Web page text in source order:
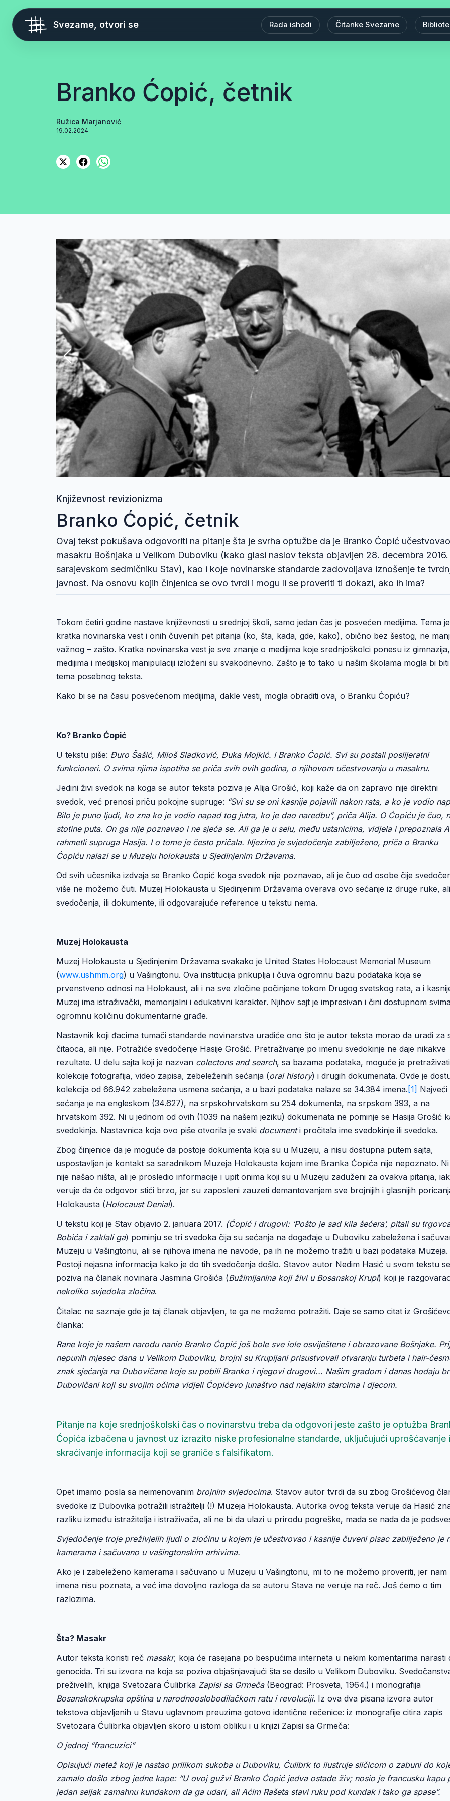
Svezame, otvori se Rada ishodi Čitanke Svezame
Branko Ćopić, četnik
Ružica Marjanović
19.02.2024
Književnost revizionizma
Branko Ćopić, četnik
Ovaj tekst pokušava odgovoriti na pitanje šta je svrha optužbe da je Branko Ćopić
masakru Bošnjaka u Velikom Duboviku (kako glasi naslov teksta objavljen 28. decembra 2016.
sarajevskom sedmičniku Stav), kao i koje novinarske standarde zadovoljava iznošenje te
javnost. Na osnovu kojih činjenica se ovo tvrdi i mogu li se proveriti ti dokazi, ako ih ima?
Tokom četiri godine nastave književnosti u srednjoj školi, samo jedan čas je posvećen medijima. Tema je
kratka novinarska vest i onih čuvenih pet pitanja (ko, šta, kada, gde, kako), obično bez šestog, ne
važnog – zašto. Kratka novinarska vest je sve znanje o medijima koje srednjoškolci ponesu iz
medijima i medijskoj manipulaciji izloženi su svakodnevno. Zašto je to tako u našim školama mogla bi biti
tema posebnog teksta.
Kako bi se na času posvećenom medijima, dakle vesti, mogla obraditi ova, o Branku Ćopiću?
Ko? Branko Ćopić
U tekstu piše: Đuro Šašić, Miloš Sladković, Đuka Mojkić. I Branko Ćopić. Svi su postali poslijeratni
funkcioneri. O svima njima ispotiha se priča svih ovih godina, o njihovom učestvovanju u masakru.
Jedini živi svedok na koga se autor teksta poziva je Alija Grošić, koji kaže da on zapravo nije direktni
svedok, već prenosi priču pokojne supruge: “Svi su se oni kasnije pojavili nakon rata, a ko je vodio
Bilo je puno ljudi, ko zna ko je vodio napad tog jutra, ko je dao naredbu”, priča Alija. O Ćopiću je čuo,
stotine puta. On ga nije poznavao i ne sjeća se. Ali ga je u selu, među ustanicima, vidjela i prepoznala
rahmetli supruga Hasija. I o tome je često pričala. Njezino je svjedočenje zabilježeno, priča o Branku
Ćopiću nalazi se u Muzeju holokausta u Sjedinjenim Državama.
Od svih učesnika izdvaja se Branko Ćopić koga svedok nije poznavao, ali je čuo od osobe čije
više ne možemo čuti. Muzej Holokausta u Sjedinjenim Državama overava ovo sećanje iz druge ruke, ali
svedočenja, ili dokumente, ili odgovarajuće reference u tekstu nema.
Muzej Holokausta
Muzej Holokausta u Sjedinjenim Državama svakako je United States Holocaust Memorial Museum
(www.ushmm.org) u Vašingtonu. Ova institucija prikuplja i čuva ogromnu bazu podataka koja se
prvenstveno odnosi na Holokaust, ali i na sve zločine počinjene tokom Drugog svetskog rata, a i
Muzej ima istraživački, memorijalni i edukativni karakter. Njihov sajt je impresivan i čini dostupnom
ogromnu količinu dokumentarne građe.
Nastavnik koji đacima tumači standarde novinarstva uradiće ono što je autor teksta morao da uradi za
čitaoca, ali nije. Potražiće svedočenje Hasije Grošić. Pretraživanje po imenu svedokinje ne daje nikakve
rezultate. U delu sajta koji je nazvan colectons and search, sa bazama podataka, moguće je pretraživati
kolekcije fotografija, video zapisa, zebeleženih sećanja (oral history) i drugih dokumenata. Ovde je
kolekcija od 66.942 zabeležena usmena sećanja, a u bazi podataka nalaze se 34.384 imena. [1]
sećanja je na engleskom (34.627), na srpskohrvatskom su 254 dokumenta, na srpskom 393, a na
hrvatskom 392. Ni u jednom od ovih (1039 na našem jeziku) dokumenata ne pominje se Hasija Grošić
svedokinja. Nastavnica koja ovo piše otvorila je svaki documenti pročitala ime svedokinje ili svedoka.
Zbog činjenice da je moguće da postoje dokumenta koja su u Muzeju, a nisu dostupna putem sajta,
uspostavljen je kontakt sa saradnikom Muzeja Holokausta kojem ime Branka Ćopića nije nepoznato.
nije našao ništa, ali je prosledio informacije i upit onima koji su u Muzeju zaduženi za ovakva pitanja,
veruje da će odgovor stići brzo, jer su zaposleni zauzeti demantovanjem sve brojnijih i glasnijih
Holokausta (Holocaust Denial).
U tekstu koji je Stav objavio 2. januara 2017. (Ćopić i drugovi: ‘Pošto je sad kila šećera’, pitali su
Bobića i zaklali ga) pominju se tri svedoka čija su sećanja na događaje u Duboviku zabeležena i
Muzeju u Vašingtonu, ali se njihova imena ne navode, pa ih ne možemo tražiti u bazi podataka Muzeja.
Postoji nejasna informacija kako je do tih svedočenja došlo. Stavov autor Nedim Hasić u svom tekstu se
poziva na članak novinara Jasmina Grošića (Bužimljanina koji živi u Bosanskoj Krupi) koji je
nekoliko svjedoka zločina.
Čitalac ne saznaje gde je taj članak objavljen, te ga ne možemo potražiti. Daje se samo citat iz
članka:
Rane koje je našem narodu nanio Branko Ćopić još bole sve iole osviještene i obrazovane Bošnjake.
nepunih mjesec dana u Velikom Duboviku, brojni su Krupljani prisustvovali otvaranju turbeta i hair-
znak sjećanja na Dubovičane koje su pobili Branko i njegovi drugovi... Našim gradom i danas hodaju
Dubovičani koji su svojim očima vidjeli Ćopićevo junaštvo nad nejakim starcima i djecom.
Pitanje na koje srednjoškolski čas o novinarstvu treba da odgovori jeste zašto je optužba
Ćopića izbačena u javnost uz izrazito niske profesionalne standarde, uključujući uprošćavanje i
skraćivanje informacija koji se graniče s falsifikatom.
Opet imamo posla sa neimenovanim brojnim svjedocima. Stavov autor tvrdi da su zbog Grošićevog
svedoke iz Dubovika potražili istražitelji (!) Muzeja Holokausta. Autorka ovog teksta veruje da Hasić
razliku između istražitelja i istraživača, ali ne bi da ulazi u prirodu pogreške, mada se nada da je
Svjedočenje troje preživjelih ljudi o zločinu u kojem je učestvovao i kasnije čuveni pisac zabilježeno je
kamerama i sačuvano u vašingtonskim arhivima.
Ako je i zabeleženo kamerama i sačuvano u Muzeju u Vašingtonu, mi to ne možemo proveriti, jer nam
imena nisu poznata, a već ima dovoljno razloga da se autoru Stava ne veruje na reč. Još ćemo o tim
razlozima.
Šta? Masakr
Autor teksta koristi reč masakr, koja će rasejana po bespućima interneta u nekim komentarima narasti
genocida. Tri su izvora na koja se poziva objašnjavajući šta se desilo u Velikom Duboviku.
preživelih, knjiga Svetozara Ćulibrka Zapisi sa Grmeča(Beograd: Prosveta, 1964.) i monografija
Bosanskokrupska opština u narodnooslobodilačkom ratu i revoluciji. Iz ova dva pisana izvora autor
tekstova objavljenih u Stavu uglavnom preuzima gotovo identične rečenice: iz monografije citira zapis
Svetozara Ćulibrka objavljen skoro u istom obliku i u knjizi Zapisi sa Grmeča:
O jednoj “francuzici”
Opisujući metež koji je nastao prilikom sukoba u Duboviku, Ćulibrk to ilustruje sličicom o zabuni do
zamalo došlo zbog jedne kape: “U ovoj gužvi Branko Ćopić jedva ostade živ; nosio je francusku kapu
jedan seljak zamahnu kundakom da ga udari, ali Aćim Rašeta stavi ruku pod kundak i tako ga spase”.